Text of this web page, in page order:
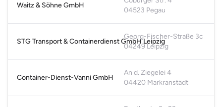
anzuzeigen.
Cookie-Einstellungen öffnen
Waitz & Söhne GmbH
04523 Pegau
STG Transport & Containerdienst GmbH Leipzig
Georg-Fischer-Straße 3c
04249 Leipzig
Container-Dienst-Vanni GmbH
An d. Ziegelei 4
04420 Markranstädt